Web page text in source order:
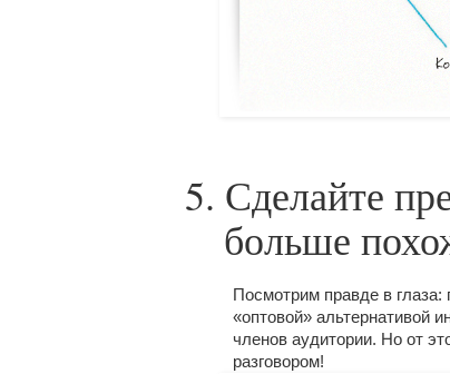
5. Сделайте
больше
Посмотрим правде в
«оптовой» альтернативой
членов аудитории. Но от
разговором!